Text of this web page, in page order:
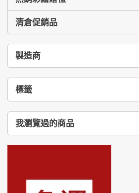
清倉促銷品
製造商
標籤
我瀏覽過的商品